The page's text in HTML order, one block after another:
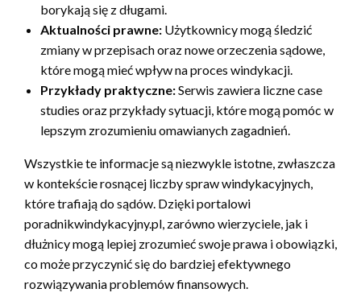
borykają się z długami.
Aktualności prawne: Użytkownicy mogą śledzić
zmiany w przepisach oraz nowe orzeczenia sądowe,
które mogą mieć wpływ na proces windykacji.
Przykłady praktyczne:Serwis zawiera liczne case
studies oraz przykłady sytuacji, które mogą pomóc w
lepszym zrozumieniu omawianych zagadnień.
Wszystkie te informacje są niezwykle istotne, zwłaszcza
w kontekście rosnącej liczby spraw windykacyjnych,
które trafiają do sądów. Dzięki portalowi
poradnikwindykacyjny.pl, zarówno wierzyciele, jak i
dłużnicy mogą lepiej zrozumieć swoje prawa i obowiązki,
co może przyczynić się do bardziej efektywnego
rozwiązywania problemów finansowych.